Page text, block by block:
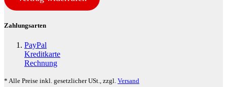
Zahlungsarten
PayPal
Kreditkarte
Rechnung
* Alle Preise inkl. gesetzlicher USt., zzgl. Versand